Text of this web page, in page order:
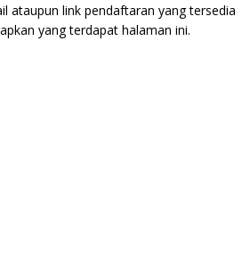
ataupun link pendaftaran yang tersedia
yang terdapat halaman ini.